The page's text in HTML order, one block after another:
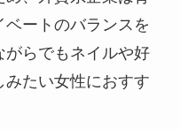
ベートのバランスを
らでもネイルや好
みたい女性におすす